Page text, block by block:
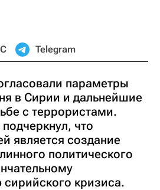
Telegram
параметры
в Сирии и дальнейшие
с террористами.
что
является создание
политического
кризиса.